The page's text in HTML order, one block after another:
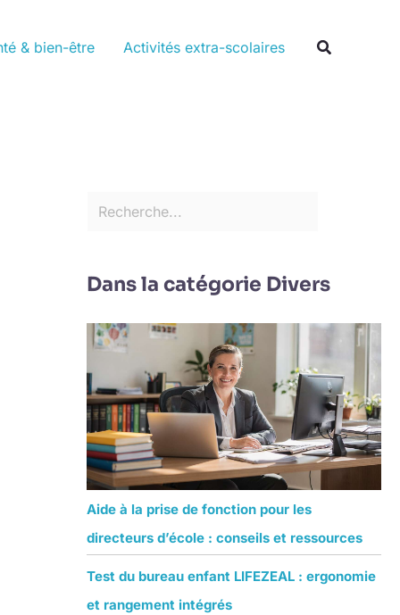
& bien-être Activités extra-scolaires
Dans la catégorie Divers
Aide à la prise de fonction pour les
directeurs d’école : conseils et ressources
Test du bureau enfant LIFEZEAL : ergonomie
et rangement intégrés